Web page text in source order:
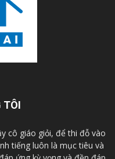
TÔI
cô giáo giỏi, để thi đỗ vào
tiếng luôn là mục tiêu và